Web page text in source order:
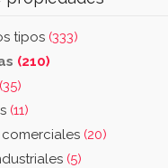
tipos (333)
(210)
(35)
(11)
(20)
(5)